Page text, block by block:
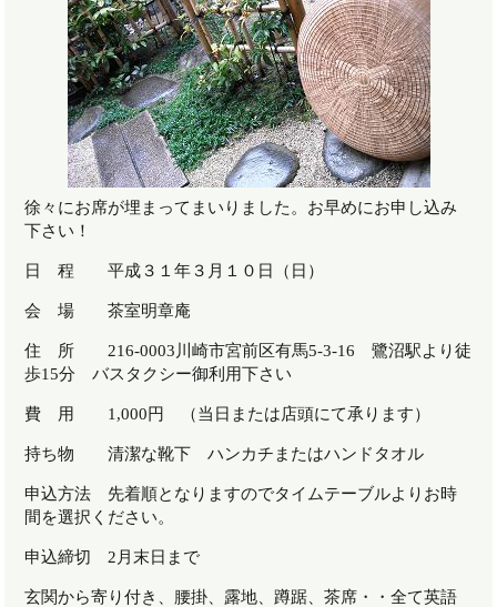
徐々にお席が埋まってまいりました。お早めにお申し込み
下さい！
日 程 平成３１年３月１０日（日）
会 場 茶室明章庵
住 所 216-0003川崎市宮前区有馬5-3-16 鷺沼駅より徒
歩15分 バスタクシー御利用下さい
費 用 1,000円 （当日または店頭にて承ります）
持ち物 清潔な靴下 ハンカチまたはハンドタオル
申込方法 先着順となりますのでタイムテーブルよりお時
間を選択ください。
申込締切 2月末日まで
玄関から寄り付き、腰掛、露地、蹲踞、茶席・・全て英語